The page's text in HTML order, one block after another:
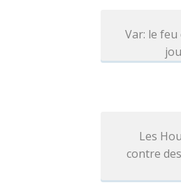
Var: le
Les
contre